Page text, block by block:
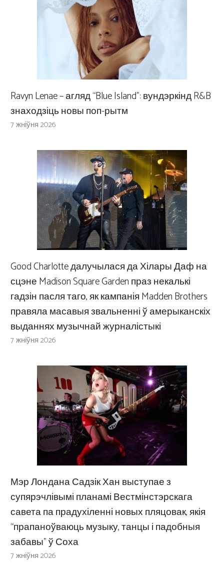
Ravyn Lenae – агляд “Blue Island”: вундэркінд R&B
знаходзіць новы поп-рытм
7 жніўня 2026
Good Charlotte далучылася да Хілары Даф на
сцэне Madison Square Garden праз некалькі
гадзін пасля таго, як кампанія Madden Brothers
правяла масавыя звальненні ў амерыканскіх
выданнях музычнай журналістыкі
7 жніўня 2026
Мэр Лондана Садзік Хан выступае з
супярэчлівымі планамі Вестмінстэрскага
савета па прадухіленні новых пляцовак, якія
“прапаноўваюць музыку, танцы і падобныя
забавы” ў Соха
7 жніўня 2026